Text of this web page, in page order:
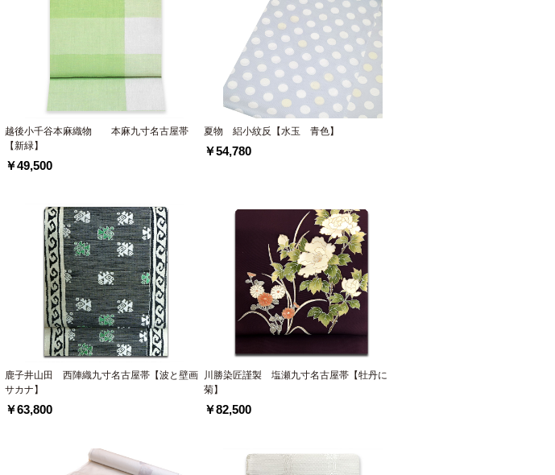
越後小千谷本麻織物 本麻九寸名古屋帯
【新緑】
￥49,500
夏物 絽小紋反【水玉 青色】
￥54,780
鹿子井山田 西陣織九寸名古屋帯【波と壁画
サカナ】
￥63,800
川勝染匠謹製 塩瀬九寸名古屋帯【牡丹に
菊】
￥82,500